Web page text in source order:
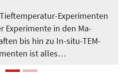
Experimenten
Experimente in den Ma­
bis hin zu In-situ-TEM-
ist alles…